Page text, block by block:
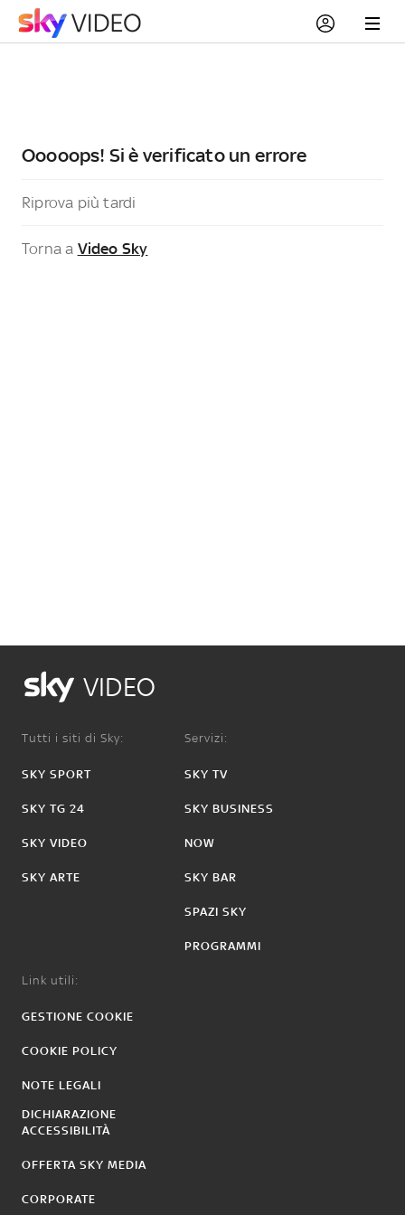
Ooooops! Si è verificato un errore
Riprova più tardi
Torna a Video Sky
VIDEO
Tutti i siti di Sky:
SKY SPORT
SKY TG 24
SKY VIDEO
SKY ARTE
Servizi:
SKY TV
SKY BUSINESS
NOW
SKY BAR
SPAZI SKY
PROGRAMMI
Link utili:
GESTIONE COOKIE
COOKIE POLICY
NOTE LEGALI
DICHIARAZIONE
ACCESSIBILITÀ
OFFERTA SKY MEDIA
CORPORATE